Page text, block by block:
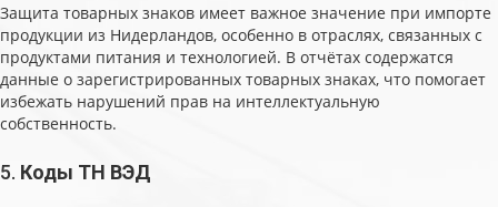
Защита товарных знаков имеет важное значение при импорте
продукции из Нидерландов, особенно в отраслях, связанных с
продуктами питания и технологией. В отчётах содержатся
данные о зарегистрированных товарных знаках, что помогает
избежать нарушений прав на интеллектуальную
собственность.
5. Коды ТН ВЭД